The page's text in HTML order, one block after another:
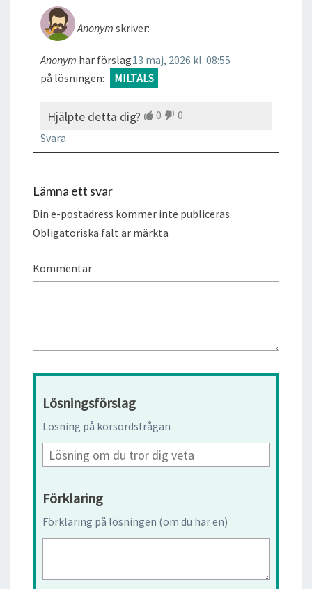
Anonym skriver:
13 maj, 2026 kl. 08:55
Anonym har förslag
på lösningen:
MILTALS
Hjälpte detta dig? 0
0
Svara
Lämna ett svar
Din e-postadress kommer inte publiceras.
Obligatoriska fält är märkta
Kommentar
Lösningsförslag
Lösning på korsordsfrågan
Förklaring
Förklaring på lösningen (om du har en)